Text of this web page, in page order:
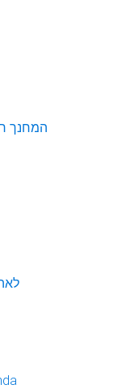
המחנך